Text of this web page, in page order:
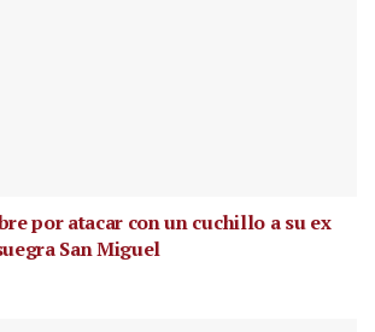
por atacar con un cuchillo a su ex
San Miguel